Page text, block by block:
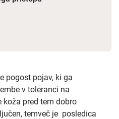
pogost pojav, ki ga
v toleranci na
koža pred tem dobro
temveč je posledica